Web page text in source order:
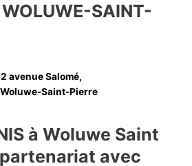
SAINT-
2 avenue Salomé,
Saint-Pierre
à Woluwe Saint
avec